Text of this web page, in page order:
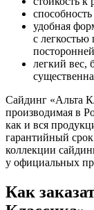
удобная
с легкостью
легкий вес,
Сайдинг «Альта
производимая в
как и вся
гарантийный
коллекции
у официальных
Как